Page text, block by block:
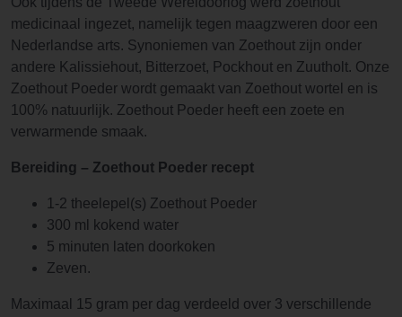
medicinaal ingezet, namelijk tegen maagzweren door een
Nederlandse arts. Synoniemen van Zoethout zijn onder
andere Kalissiehout, Bitterzoet, Pockhout en Zuutholt. Onze
Zoethout Poeder wordt gemaakt van Zoethout wortel en is
100% natuurlijk. Zoethout Poeder heeft een zoete en
verwarmende smaak.
Bereiding – Zoethout Poeder recept
1-2 theelepel(s) Zoethout Poeder
300 ml kokend water
5 minuten laten doorkoken
Zeven.
Maximaal 15 gram per dag verdeeld over 3 verschillende